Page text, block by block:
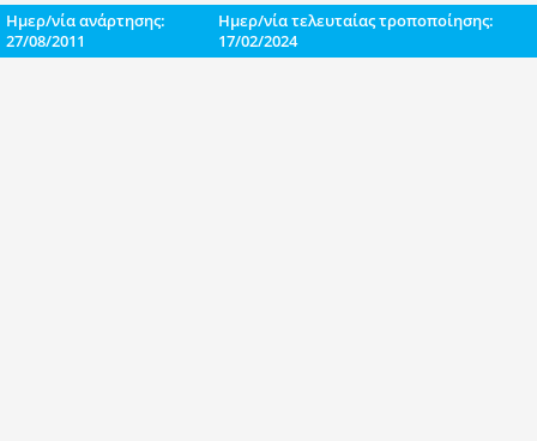
Ημερ/νία ανάρτησης:
27/08/2011
Ημερ/νία τελευταίας τροποποίησης:
17/02/2024